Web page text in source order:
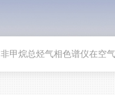
非甲烷总烃气相色谱仪在空